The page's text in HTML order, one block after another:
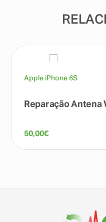
Apple iPhone 6S
Reparação Antena
50,00€